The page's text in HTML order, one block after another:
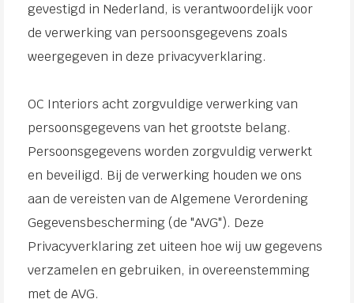
gevestigd in Nederland, is verantwoordelijk voor
de verwerking van persoonsgegevens zoals
weergegeven in deze privacyverklaring.
OC Interiors acht zorgvuldige verwerking van
persoonsgegevens van het grootste belang.
Persoonsgegevens worden zorgvuldig verwerkt
en beveiligd. Bij de verwerking houden we ons
aan de vereisten van de Algemene Verordening
Gegevensbescherming (de "AVG"). Deze
Privacyverklaring zet uiteen hoe wij uw gegevens
verzamelen en gebruiken, in overeenstemming
met de AVG.